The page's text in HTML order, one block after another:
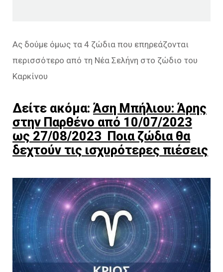
Ας δούμε όμως τα 4 ζώδια που επηρεάζονται
περισσότερο από τη Νέα Σελήνη στο ζώδιο του
Καρκίνου
Δείτε ακόμα: Άση Μπήλιου: Άρης
στην Παρθένο από 10/07/2023
ως 27/08/2023 Ποια ζώδια θα
δεχτούν τις ισχυρότερες πιέσεις